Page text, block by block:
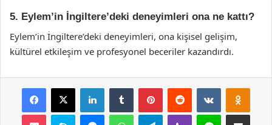
5. Eylem’in İngiltere’deki deneyimleri ona ne kattı?
Eylem’in İngiltere’deki deneyimleri, ona kişisel gelişim,
kültürel etkileşim ve profesyonel beceriler kazandırdı.
Facebook
X LinkedInTumblr PinterestReddit VKontakte
Pocket Skype MessengerWhatsAppTelegramViber Line E-Posta ile